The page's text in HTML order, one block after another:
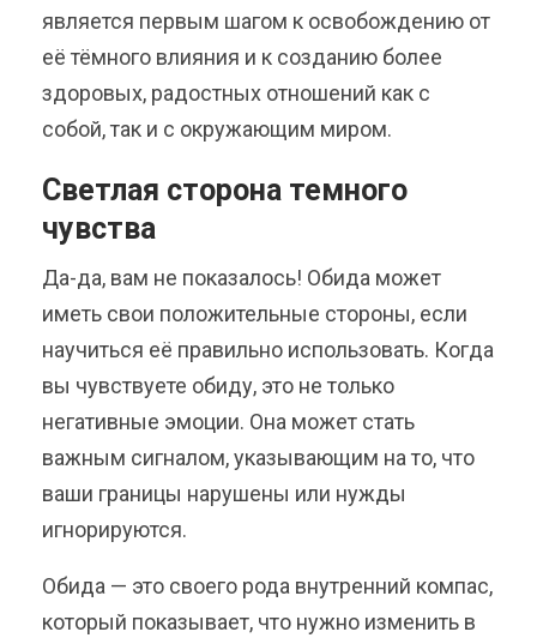
является первым шагом к освобождению от
её тёмного влияния и к созданию более
здоровых, радостных отношений как с
собой, так и с окружающим миром.
Светлая сторона темного
чувства
Да-да, вам не показалось! Обида может
иметь свои положительные стороны, если
научиться её правильно использовать. Когда
вы чувствуете обиду, это не только
негативные эмоции. Она может стать
важным сигналом, указывающим на то, что
ваши границы нарушены или нужды
игнорируются.
Обида — это своего рода внутренний компас,
который показывает, что нужно изменить в